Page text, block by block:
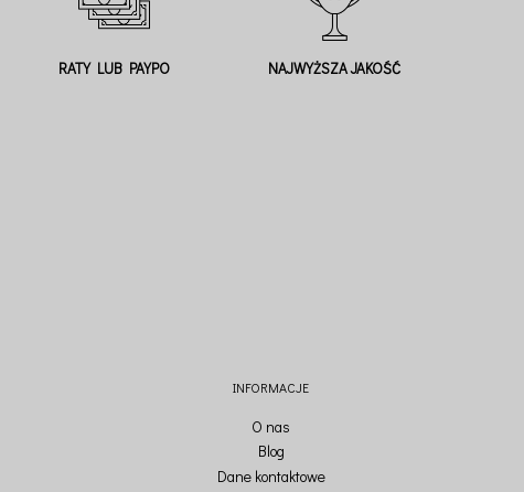
RATY LUB PAYPO NAJWYŻSZA JAKOŚĆ
INFORMACJE
O nas
Blog
Dane kontaktowe